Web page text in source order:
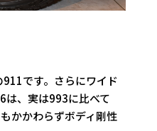
です。さらにワイド
は、実は993に比べて
かかわらずボディ剛性